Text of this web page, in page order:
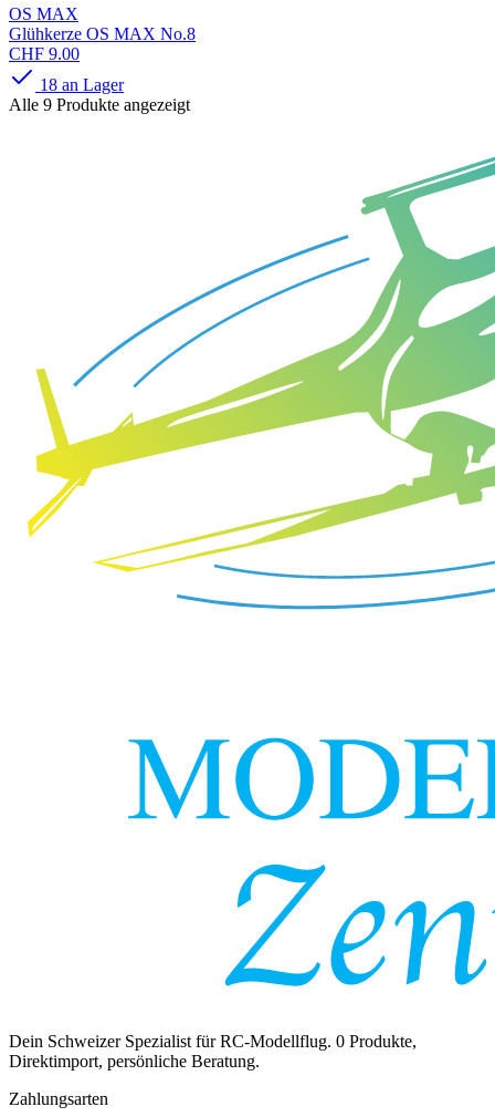
OS MAX
Glühkerze OS MAX No.8
CHF 9.00
18 an Lager
Alle 9 Produkte angezeigt
Dein Schweizer Spezialist für RC-Modellflug. 0 Produkte,
Direktimport, persönliche Beratung.
Zahlungsarten